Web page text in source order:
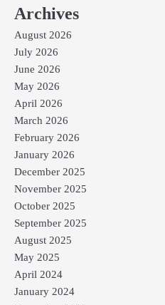
Archives
August 2026
July 2026
June 2026
May 2026
April 2026
March 2026
February 2026
January 2026
December 2025
November 2025
October 2025
September 2025
August 2025
May 2025
April 2024
January 2024